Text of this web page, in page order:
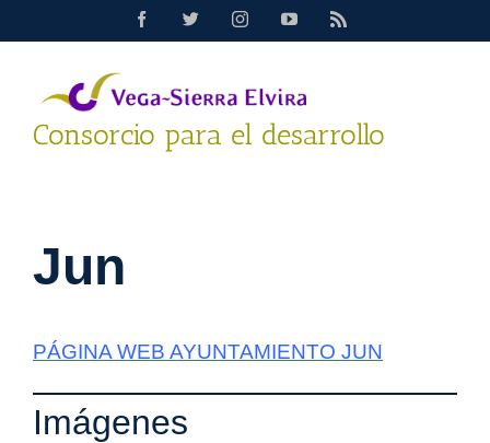
FacebookTwitterInstagramYouTubeRss
Consorcio para el desarrollo
Jun
PÁGINA WEB AYUNTAMIENTO JUN
Imágenes